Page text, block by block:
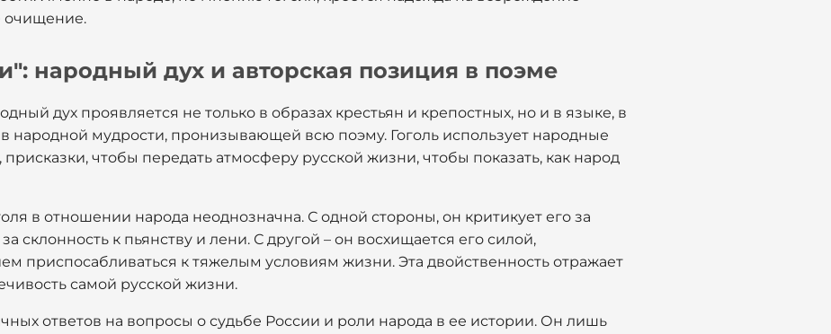
очищение.
народный дух и авторская позиция в поэме
дух проявляется не только в образах крестьян и крепостных, но и в языке, в
народной мудрости, пронизывающей всю поэму. Гоголь использует народные
чтобы передать атмосферу русской жизни, чтобы показать, как народ
в отношении народа неоднозначна. С одной стороны, он критикует его за
склонность к пьянству и лени. С другой – он восхищается его силой,
приспосабливаться к тяжелым условиям жизни. Эта двойственность отражает
самой русской жизни.
ответов на вопросы о судьбе России и роли народа в ее истории. Он лишь